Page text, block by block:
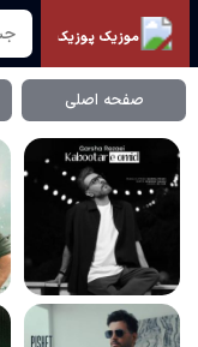
موزیک پوزیک
صفحه اصلی